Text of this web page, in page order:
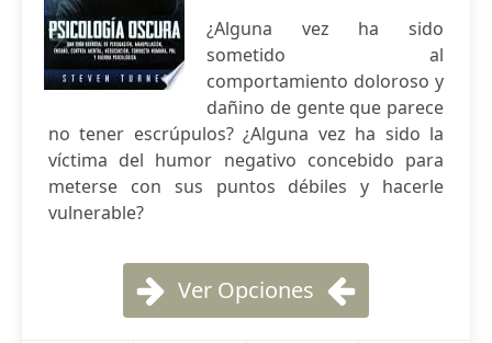
¿Alguna vez ha sido
sometido al
comportamiento doloroso y
dañino de gente que parece
no tener escrúpulos? ¿Alguna vez ha sido la
víctima del humor negativo concebido para
meterse con sus puntos débiles y hacerle
vulnerable?
Ver Opciones